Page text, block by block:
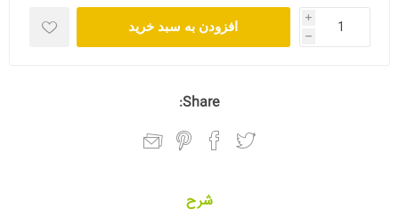
i
h
افزودن به سبد خرید
Share:
شرح